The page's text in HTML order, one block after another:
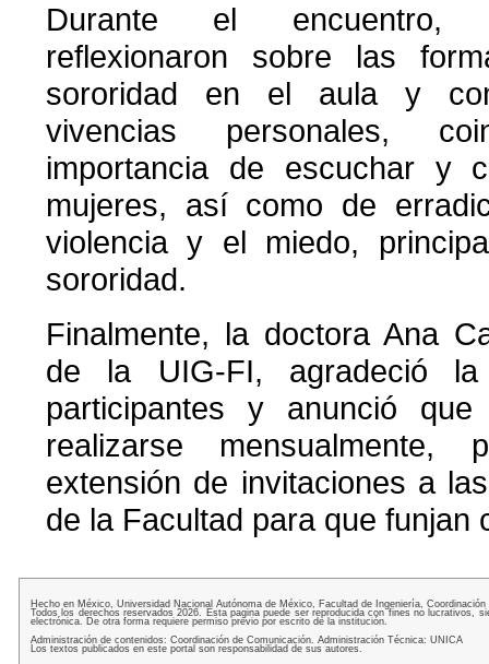
Durante el encuentro,
reflexionaron sobre las
sororidad en el aula y
vivencias personales,
importancia de escuchar y
mujeres, así como de
violencia y el miedo,
sororidad.
Finalmente, la doctora Ana
de la UIG-FI, agradeció
participantes y anunció
realizarse
extensión de invitaciones a
de la Facultad para que funjan
Hecho en México, Universidad Nacional Autónoma de México, Facultad de Ingeniería,
Todos los derechos reservados 2026. Esta pagina puede ser reproducida con fines no lucrativos,
electrónica. De otra forma requiere permiso previo por escrito de la institución.
Administración de contenidos: Coordinación de Comunicación. Administración Técnica: UNICA
Los textos publicados en este portal son responsabilidad de sus autores.